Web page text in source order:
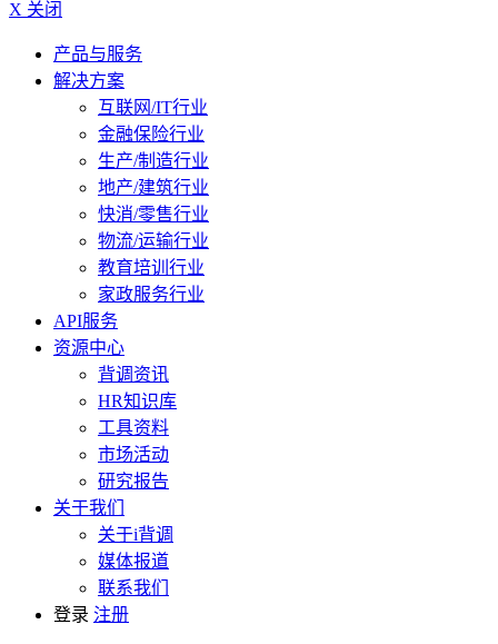
X 关闭
产品与服务
解决方案
互联网/IT行业
金融保险行业
生产/制造行业
地产/建筑行业
快消/零售行业
物流/运输行业
教育培训行业
家政服务行业
API服务
资源中心
背调资讯
HR知识库
工具资料
市场活动
研究报告
关于我们
关于i背调
媒体报道
联系我们
登录 注册